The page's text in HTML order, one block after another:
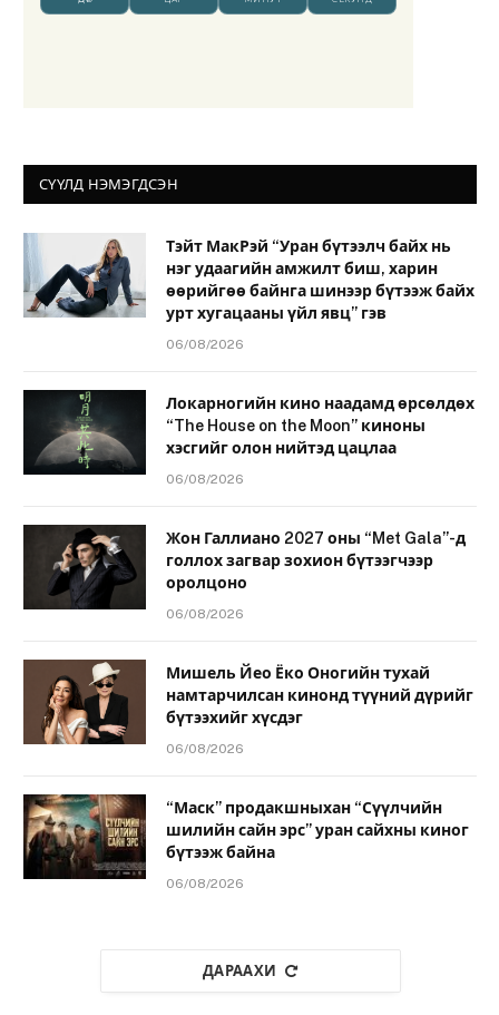
СҮҮЛД НЭМЭГДСЭН
Тэйт МакРэй “Уран бүтээлч байх нь
нэг удаагийн амжилт биш, харин
өөрийгөө байнга шинээр бүтээж байх
урт хугацааны үйл явц” гэв
06/08/2026
Локарногийн кино наадамд өрсөлдөх
“The House on the Moon” киноны
хэсгийг олон нийтэд цацлаа
06/08/2026
Жон Галлиано 2027 оны “Met Gala”-д
голлох загвар зохион бүтээгчээр
оролцоно
06/08/2026
Мишель Йео Ёко Оногийн тухай
намтарчилсан кинонд түүний дүрийг
бүтээхийг хүсдэг
06/08/2026
“Маск” продакшныхан “Сүүлчийн
шилийн сайн эрс” уран сайхны киног
бүтээж байна
06/08/2026
ДАРААХИ